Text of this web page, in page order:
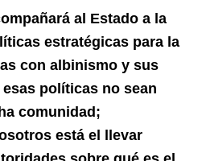
al Estado a la
estratégicas para la
con albinismo y sus
políticas no sean
comunidad;
está el llevar